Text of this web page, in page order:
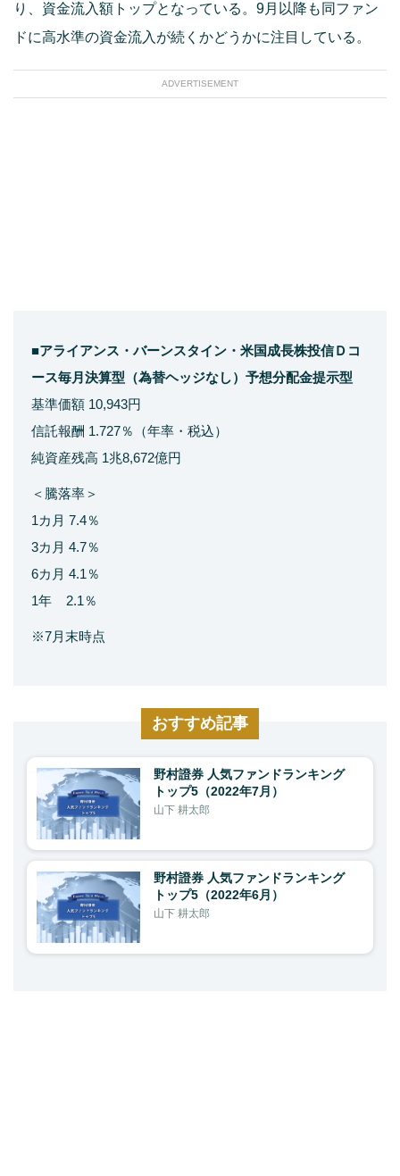
り、資金流入額トップとなっている。9月以降も同ファン
ドに高水準の資金流入が続くかどうかに注目している。
ADVERTISEMENT
■アライアンス・バーンスタイン・米国成長株投信Ｄコ
ース毎月決算型（為替ヘッジなし）予想分配金提示型
基準価額 10,943円
信託報酬 1.727％（年率・税込）
純資産残高 1兆8,672億円
＜騰落率＞
1カ月 7.4％
3カ月 4.7％
6カ月 4.1％
1年 2.1％
※7月末時点
おすすめ記事
野村證券 人気ファンドランキング
トップ5（2022年7月）
山下 耕太郎
野村證券 人気ファンドランキング
トップ5（2022年6月）
山下 耕太郎